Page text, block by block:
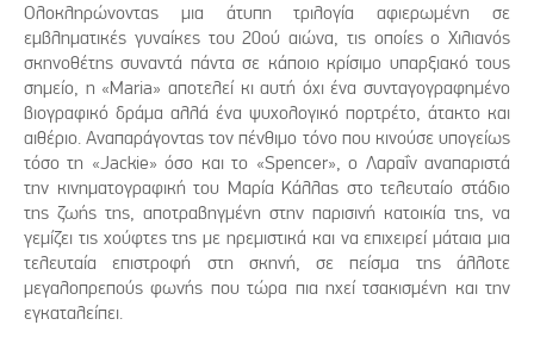
Ολοκληρώνοντας μια άτυπη τριλογία αφιερωμένη σε
εμβληματικές γυναίκες του 20ού αιώνα, τις οποίες ο Χιλιανός
σκηνοθέτης συναντά πάντα σε κάποιο κρίσιμο υπαρξιακό τους
σημείο, η «Maria» αποτελεί κι αυτή όχι ένα συνταγογραφημένο
βιογραφικό δράμα αλλά ένα ψυχολογικό πορτρέτο, άτακτο και
αιθέριο. Αναπαράγοντας τον πένθιμο τόνο που κινούσε υπογείως
τόσο τη «Jackie» όσο και το «Spencer», ο Λαραΐν αναπαριστά
την κινηματογραφική του Μαρία Κάλλας στο τελευταίο στάδιο
της ζωής της, αποτραβηγμένη στην παρισινή κατοικία της, να
γεμίζει τις χούφτες της με ηρεμιστικά και να επιχειρεί μάταια μια
τελευταία επιστροφή στη σκηνή, σε πείσμα της άλλοτε
μεγαλοπρεπούς φωνής που τώρα πια ηχεί τσακισμένη και την
εγκαταλείπει.